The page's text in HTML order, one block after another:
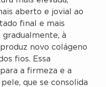
aberto e jovial ao
final e mais
à
novo colágeno
fios. Essa
a firmeza e a
que se consolida